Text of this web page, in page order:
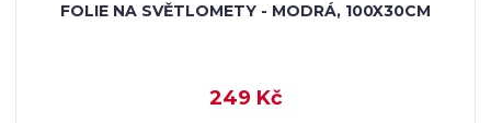
FOLIE NA SVĚTLOMETY - MODRÁ, 100X30CM
249 Kč